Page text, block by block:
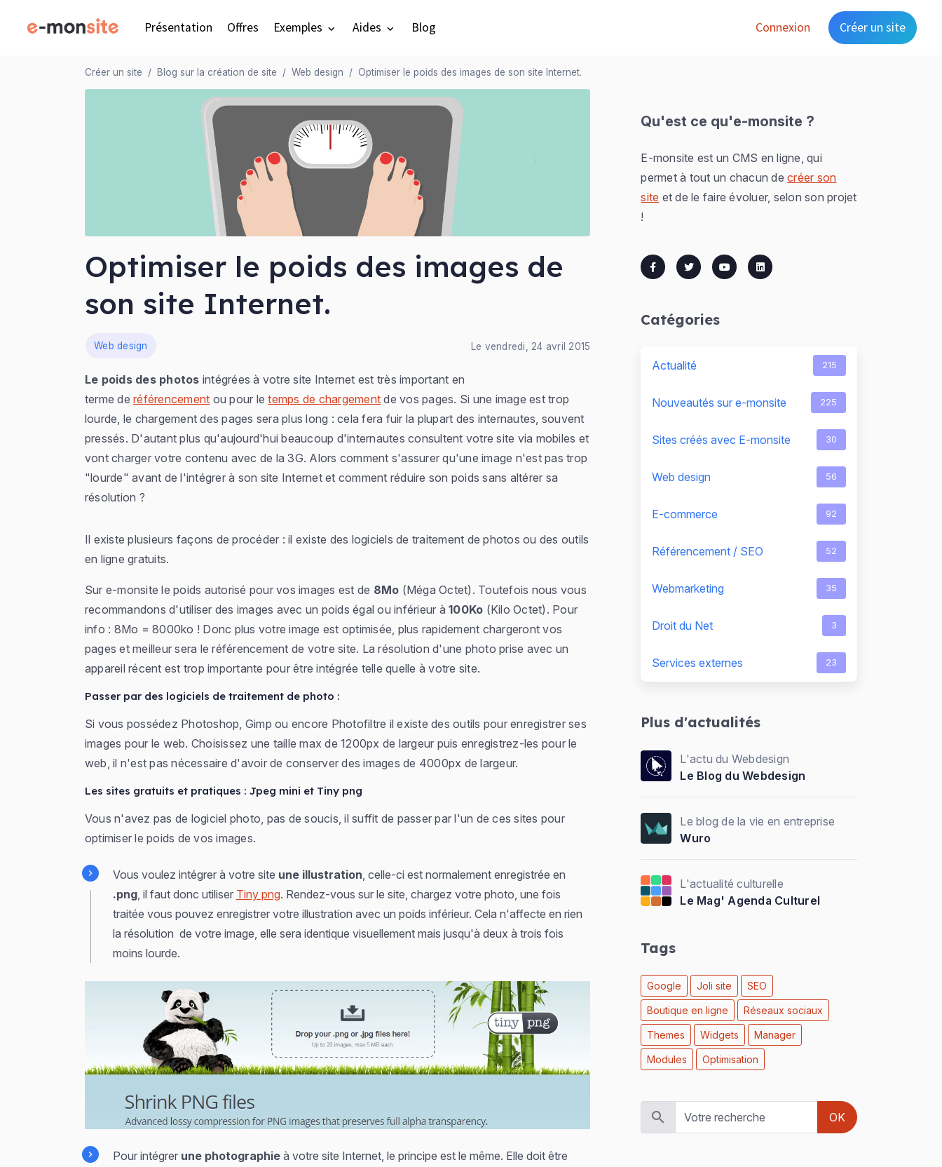
Présentation Offres Exemples Aides Blog Connexion Créer un site
Créer un site Blog sur la création de site Web design Optimiser le poids des images de son site Internet.
Optimiser le poids des images de
son site Internet.
Le vendredi, 24 avril 2015
Web design
Le poids des photos intégrées à votre site Internet est très important en
terme deréférencement ou pour letemps de chargement de vos pages. Si une image est trop
lourde, le chargement des pages sera plus long : cela fera fuir la plupart des internautes, souvent
pressés. D'autant plus qu'aujourd'hui beaucoup d'internautes consultent votre site via mobiles et
vont charger votre contenu avec de la 3G. Alors comment s'assurer qu'une image n'est pas trop
"lourde" avant de l'intégrer à son site Internet et comment réduire son poids sans altérer sa
résolution ?
Il existe plusieurs façons de procéder : il existe des logiciels de traitement de photos ou des outils
en ligne gratuits.
Sur e-monsite le poids autorisé pour vos images est de 8Mo (Méga Octet). Toutefois nous vous
recommandons d'utiliser des images avec un poids égal ou inférieur à100Ko (Kilo Octet). Pour
info : 8Mo = 8000ko ! Donc plus votre image est optimisée, plus rapidement chargeront vos
pages et meilleur sera le référencement de votre site. La résolution d'une photo prise avec un
appareil récent est trop importante pour être intégrée telle quelle à votre site.
Passer par des logiciels de traitement de photo :
Si vous possédez Photoshop, Gimp ou encore Photofiltre il existe des outils pour enregistrer ses
images pour le web. Choisissez une taille max de 1200px de largeur puis enregistrez-les pour le
web, il n'est pas nécessaire d'avoir de conserver des images de 4000px de largeur.
Les sites gratuits et pratiques : Jpeg mini et Tiny png
Vous n'avez pas de logiciel photo, pas de soucis, il suffit de passer par l'un de ces sites pour
optimiser le poids de vos images.
Vous voulez intégrer à votre site une illustration, celle-ci est normalement enregistrée en
.png, il faut donc utiliser Tiny png. Rendez-vous sur le site, chargez votre photo, une fois
traitée vous pouvez enregistrer votre illustration avec un poids inférieur. Cela n'affecte en rien
la résolution de votre image, elle sera identique visuellement mais jusqu'à deux à trois fois
moins lourde.
Pour intégrer une photographieà votre site Internet, le principe est le même. Elle doit être
Qu'est ce qu'e-monsite ?
E-monsite est un CMS en ligne, qui
permet à tout un chacun decréer son
site et de le faire évoluer, selon son projet
!
Catégories
Actualité 215
Nouveautés sur e-monsite 225
Sites créés avec E-monsite 30
Web design 56
E-commerce 92
Référencement / SEO 52
Webmarketing 35
Droit du Net 3
Services externes 23
Plus d'actualités
L'actu du Webdesign
Le Blog du Webdesign
Le blog de la vie en entreprise
Wuro
L'actualité culturelle
Le Mag' Agenda Culturel
Tags
Google Joli site SEO
Boutique en ligne Réseaux sociaux
Themes Widgets Manager
Modules Optimisation
OK